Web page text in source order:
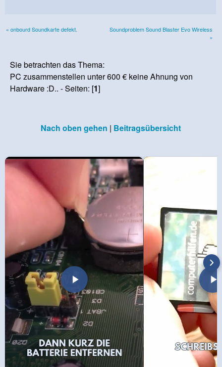
« onbourd Soundkarte defekt.
Soundproblem Sound Blaster Evo Wireless
»
Sie betrachten das Thema:
PC zusammenstellen unter 600 € keine Ahnung von
Hardware :D.. - Seiten: [1]
Nach oben gehen | Beitragsübersicht